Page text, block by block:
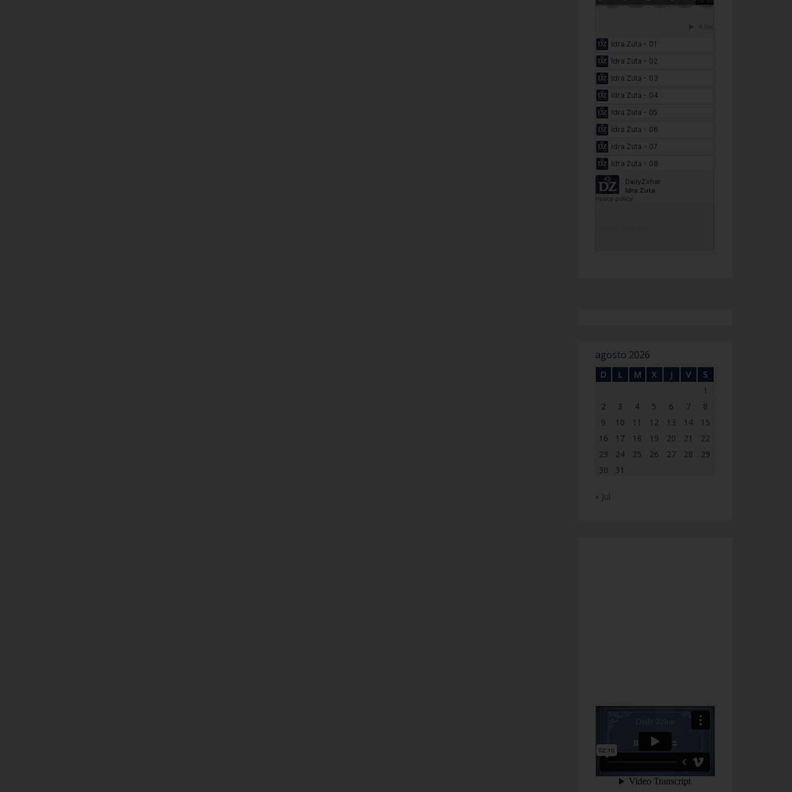
agosto 2026
D L M X J V
S
1
2
3 4 5 6 7
8
9
10 11 12 13 14
15
16
17 18 19 20 21
22
23
24 25 26 27 28
29
30
31
« Jul